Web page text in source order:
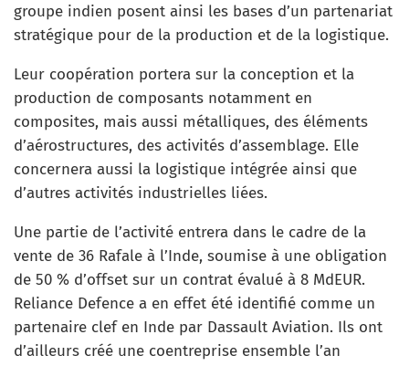
groupe indien posent ainsi les bases d’un partenariat
stratégique pour de la production et de la logistique.
Leur coopération portera sur la conception et la
production de composants notamment en
composites, mais aussi métalliques, des éléments
d’aérostructures, des activités d’assemblage. Elle
concernera aussi la logistique intégrée ainsi que
d’autres activités industrielles liées.
Une partie de l’activité entrera dans le cadre de la
vente de 36 Rafale à l’Inde, soumise à une obligation
de 50 % d’offset sur un contrat évalué à 8 MdEUR.
Reliance Defence a en effet été identifié comme un
partenaire clef en Inde par Dassault Aviation. Ils ont
d’ailleurs créé une coentreprise ensemble l’an